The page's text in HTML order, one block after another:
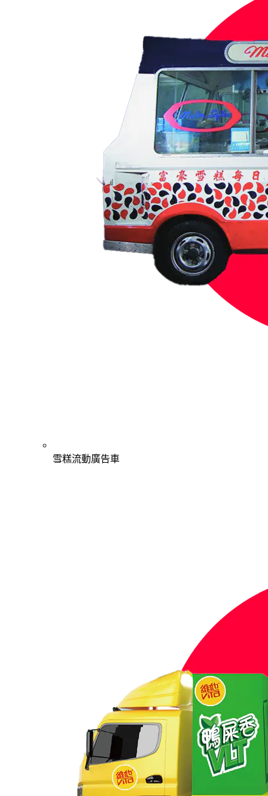
雪糕流動廣告車